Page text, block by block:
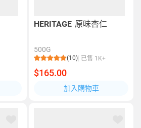
HERITAGE 原味杏仁
500G
(10) 已售 1K+
$165.00
加入購物車